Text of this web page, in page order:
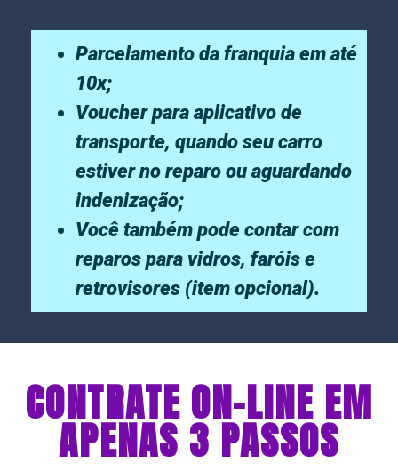
Parcelamento da franquia em até
10x;
Voucher para aplicativo de
transporte, quando seu carro
estiver no reparo ou aguardando
indenização;
Você também pode contar com
reparos para vidros, faróis e
retrovisores (item opcional).
CONTRATE ON-LINE EM
APENAS 3 PASSOS